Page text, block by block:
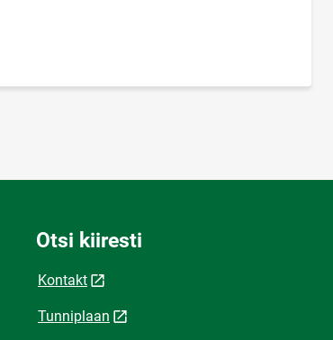
Otsi kiiresti
Kontakt
Tunniplaan